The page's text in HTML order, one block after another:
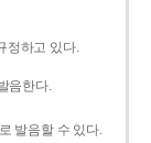
정하고 있다.
음한다.
발음할 수 있다.